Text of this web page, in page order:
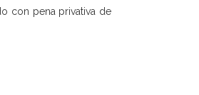
con pena privativa de